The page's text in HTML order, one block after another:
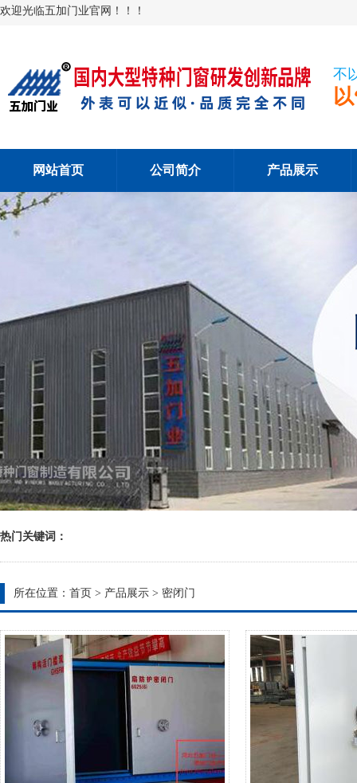
欢迎光临五加门业官网！！！
不
网站首页 公司简介 产品展示
热门关键词：
所在位置： 首页 > 产品展示 > 密闭门